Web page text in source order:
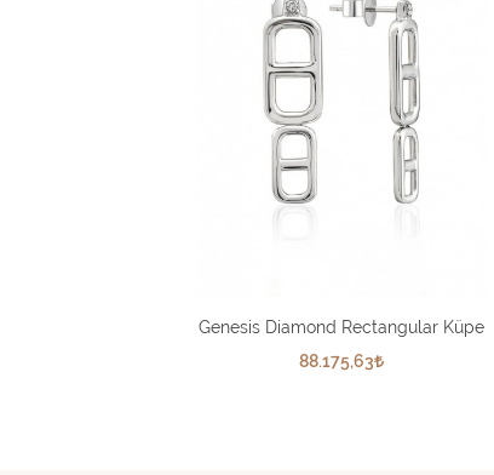
Genesis Diamond Rectangular Küpe
88.175,63